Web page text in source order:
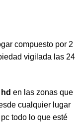
compuesto por 2
vigilada las 24
en las zonas que
cualquier lugar
todo lo que esté